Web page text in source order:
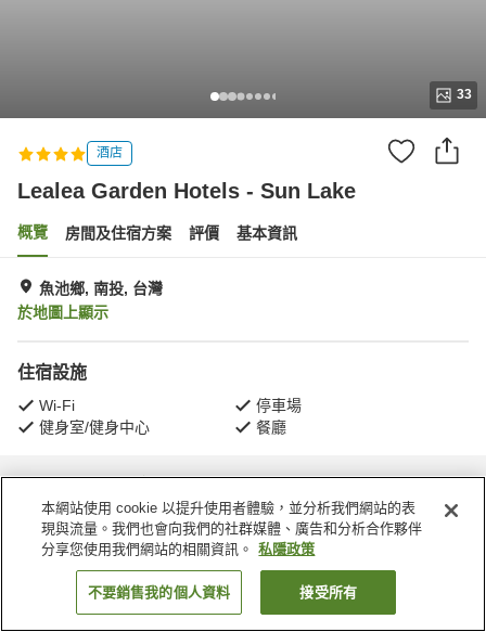
33
酒店
Lealea Garden Hotels - Sun Lake
概覽 房間及住宿方案 評價 基本資訊
魚池鄉, 南投, 台灣
於地圖上顯示
住宿設施
Wi-Fi
停車場
健身室/健身中心
餐廳
主頁 台灣 南投 魚池鄉 Lealea Garden Hotels - Sun Lake
找客房
本網站使用 cookie 以提升使用者體驗，並分析我們網站的表
現與流量。我們也會向我們的社群媒體、廣告和分析合作夥伴
分享您使用我們網站的相關資訊。
私隱政策
不要銷售我的個人資料 接受所有